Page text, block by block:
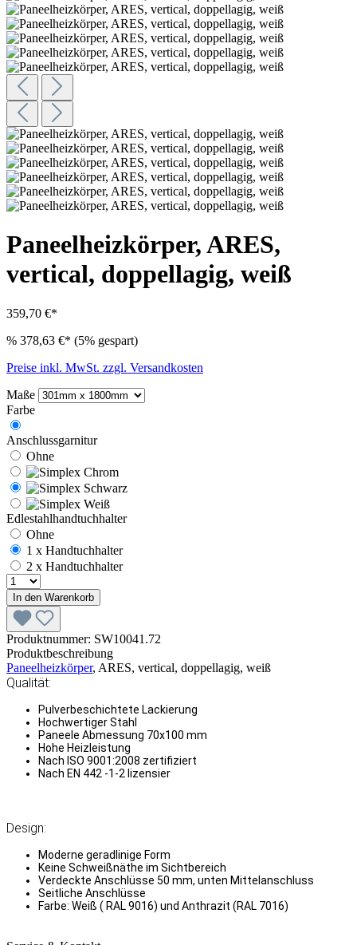
Paneelheizkörper, ARES,
vertical, doppellagig, weiß
359,70 €*
% 378,63 €* (5% gespart)
Preise inkl. MwSt. zzgl. Versandkosten
Maße
Farbe
Anschlussgarnitur
Ohne
Edlestahlhandtuchhalter
Ohne
1 x Handtuchhalter
2 x Handtuchhalter
In den Warenkorb
Produktnummer: SW10041.72
Produktbeschreibung
Paneelheizkörper, ARES, vertical, doppellagig, weiß
Qualität:
Pulverbeschichtete Lackierung
Hochwertiger Stahl
Paneele Abmessung 70x100 mm
Hohe Heizleistung
Nach ISO 9001:2008 zertifiziert
Nach EN 442 -1-2 lizensier
Design:
Moderne geradlinige Form
Keine Schweißnäthe im Sichtbereich
Verdeckte Anschlüsse 50 mm, unten Mittelanschluss
Seitliche Anschlüsse
Farbe: Weiß ( RAL 9016) und Anthrazit (RAL 7016)